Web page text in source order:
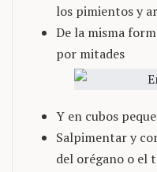
los pimientos y
De la misma
por mitades
Y en cubos
Salpimentar y
del orégano o el